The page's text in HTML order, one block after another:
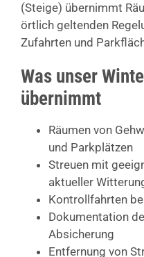
(Steige) übernimmt
örtlich geltenden
Zufahrten und
Was unser
übernimmt
Räumen von
und Parkplätzen
Streuen mit
aktueller
Kontrollfahrten
Dokumentation
Absicherung
Entfernung von